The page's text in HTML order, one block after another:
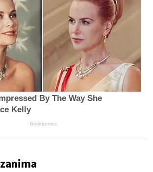
By The Way She
Kelly
Brainberries